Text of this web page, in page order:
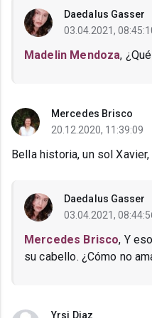
Daedalus Gasser
03.04.2021,
Madelin Mendoza,
Mercedes Brisco
20.12.2020, 11:39:09
Bella historia, un sol Xavier,
Daedalus Gasser
03.04.2021,
Mercedes Brisco, Y
su cabello. ¿Cómo no
Yrsi Diaz